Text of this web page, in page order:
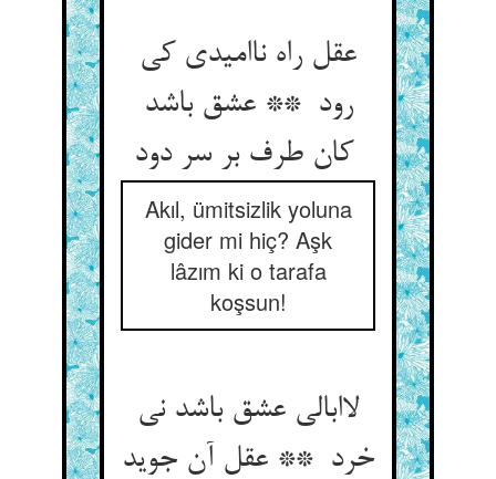
عقل راه ناامیدی کی
رود ** عشق باشد
Akıl, ümitsizlik yoluna
gider mi hiç? Aşk
lâzım ki o tarafa
koşsun!
لاابالی عشق باشد نی
خرد ** عقل آن جوید